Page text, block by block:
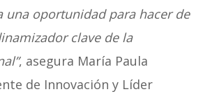
una oportunidad para hacer de
clave de la
, asegura María Paula
de Innovación y Líder